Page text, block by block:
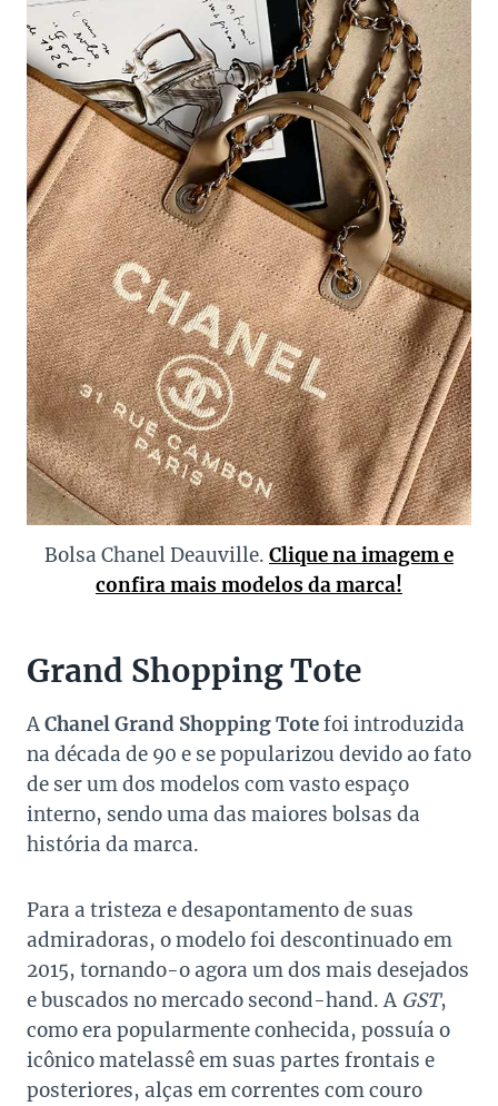
Bolsa Chanel Deauville. Clique na imagem e
confira mais modelos da marca!
Grand Shopping Tote
AChanel Grand Shopping Totefoi introduzida
na década de 90 e se popularizou devido ao fato
de ser um dos modelos com vasto espaço
interno, sendo uma das maiores bolsas da
história da marca.
Para a tristeza e desapontamento de suas
admiradoras, o modelo foi descontinuado em
2015, tornando-o agora um dos mais desejados
e buscados no mercado second-hand. A GST,
como era popularmente conhecida, possuía o
icônico matelassê em suas partes frontais e
posteriores, alças em correntes com couro